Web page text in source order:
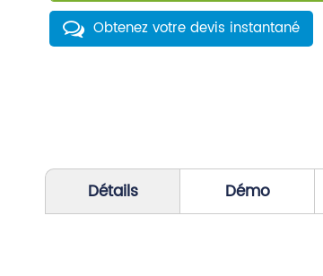
Obtenez votre devis instantané
Détails Démo